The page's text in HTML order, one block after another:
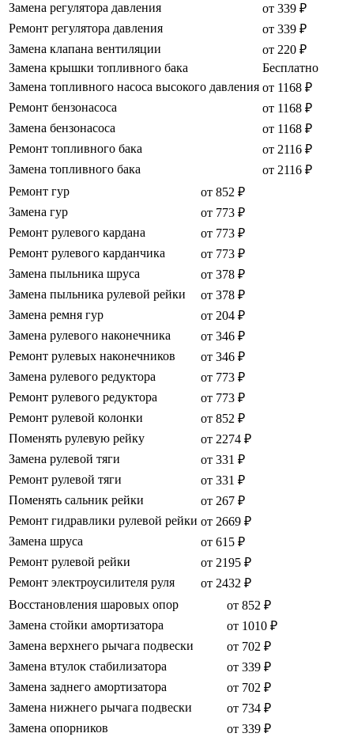
Замена регулятора давления
от 339 ₽
Ремонт регулятора давления
от 339 ₽
Замена клапана вентиляции
от 220 ₽
Замена крышки топливного бака
Бесплатно
Замена топливного насоса высокого давления от 1168 ₽
Ремонт бензонасоса
от 1168 ₽
Замена бензонасоса
от 1168 ₽
Ремонт топливного бака
от 2116 ₽
Замена топливного бака
от 2116 ₽
Ремонт гур
от 852 ₽
Замена гур
от 773 ₽
Ремонт рулевого кардана
от 773 ₽
Ремонт рулевого карданчика
от 773 ₽
Замена пыльника шруса
от 378 ₽
Замена пыльника рулевой рейки
от 378 ₽
Замена ремня гур
от 204 ₽
Замена рулевого наконечника
от 346 ₽
Ремонт рулевых наконечников
от 346 ₽
Замена рулевого редуктора
от 773 ₽
Ремонт рулевого редуктора
от 773 ₽
Ремонт рулевой колонки
от 852 ₽
Поменять рулевую рейку
от 2274 ₽
Замена рулевой тяги
от 331 ₽
Ремонт рулевой тяги
от 331 ₽
Поменять сальник рейки
от 267 ₽
Ремонт гидравлики рулевой рейки от 2669 ₽
Замена шруса
от 615 ₽
Ремонт рулевой рейки
от 2195 ₽
Ремонт электроусилителя руля
от 2432 ₽
Восстановления шаровых опор
от 852 ₽
Замена стойки амортизатора
от 1010 ₽
Замена верхнего рычага подвески
от 702 ₽
Замена втулок стабилизатора
от 339 ₽
Замена заднего амортизатора
от 702 ₽
Замена нижнего рычага подвески
от 734 ₽
Замена опорников
от 339 ₽